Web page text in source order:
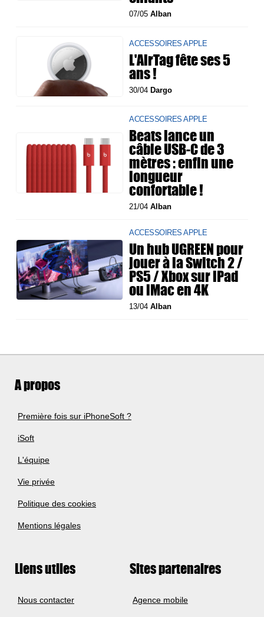
07/05Alban
ACCESSOIRES APPLE
L'AirTag fête ses 5
ans !
30/04Dargo
ACCESSOIRES APPLE
Beats lance un
câble USB-C de 3
mètres : enfin une
longueur
confortable !
21/04Alban
ACCESSOIRES APPLE
Un hub UGREEN pour
jouer à la Switch 2 /
PS5 / Xbox sur iPad
ou iMac en 4K
13/04Alban
A propos
Première fois sur iPhoneSoft ?
iSoft
L'équipe
Vie privée
Politique des cookies
Mentions légales
Liens utiles
Nous contacter
Sites partenaires
Agence mobile